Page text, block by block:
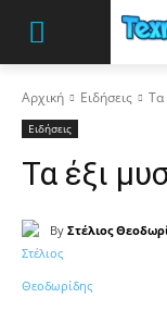
Αρχική Ειδήσεις Τα
Ειδήσεις
Τα έξι
By Στέλιος